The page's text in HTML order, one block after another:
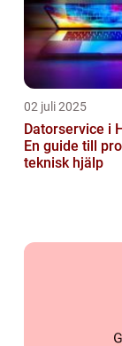
02 juli 2025
Datorservice i
En guide till
teknisk hjälp